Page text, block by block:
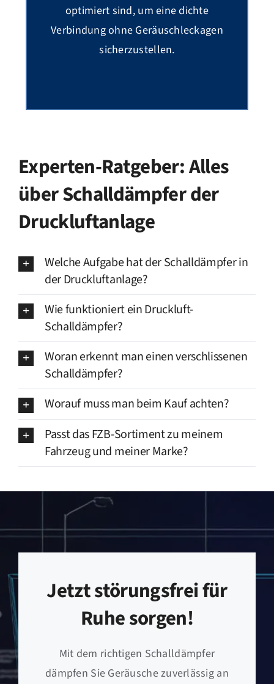
optimiert sind, um eine dichte
Verbindung ohne Geräuschleckagen
sicherzustellen.
Experten-Ratgeber: Alles
über Schalldämpfer der
Druckluftanlage
Welche Aufgabe hat der Schalldämpfer in
der Druckluftanlage?
Wie funktioniert ein Druckluft-
Schalldämpfer?
Woran erkennt man einen verschlissenen
Schalldämpfer?
Worauf muss man beim Kauf achten?
Passt das FZB-Sortiment zu meinem
Fahrzeug und meiner Marke?
Jetzt störungsfrei für
Ruhe sorgen!
Mit dem richtigen Schalldämpfer
dämpfen Sie Geräusche zuverlässig an